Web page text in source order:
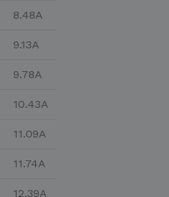
8.48A
9.13A
9.78A
10.43A
11.09A
11.74A
12.39A